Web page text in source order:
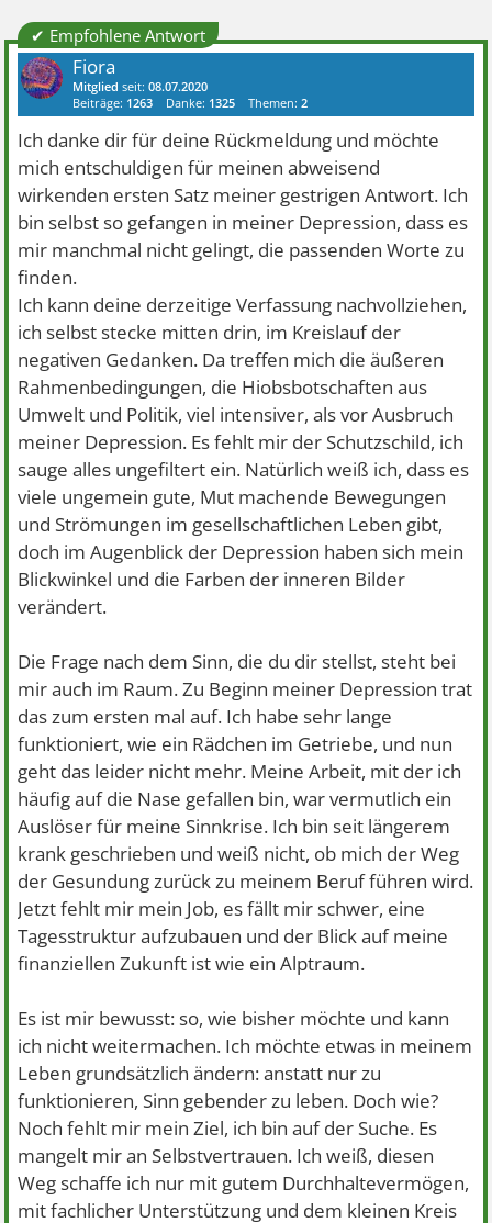
✔ Empfohlene Antwort
Fiora
Mitglied seit:08.07.2020
Beiträge: 1263 Danke: 1325 Themen:2
Ich danke dir für deine Rückmeldung und möchte
mich entschuldigen für meinen abweisend
wirkenden ersten Satz meiner gestrigen Antwort. Ich
bin selbst so gefangen in meiner Depression, dass es
mir manchmal nicht gelingt, die passenden Worte zu
finden.
Ich kann deine derzeitige Verfassung nachvollziehen,
ich selbst stecke mitten drin, im Kreislauf der
negativen Gedanken. Da treffen mich die äußeren
Rahmenbedingungen, die Hiobsbotschaften aus
Umwelt und Politik, viel intensiver, als vor Ausbruch
meiner Depression. Es fehlt mir der Schutzschild, ich
sauge alles ungefiltert ein. Natürlich weiß ich, dass es
viele ungemein gute, Mut machende Bewegungen
und Strömungen im gesellschaftlichen Leben gibt,
doch im Augenblick der Depression haben sich mein
Blickwinkel und die Farben der inneren Bilder
verändert.
Die Frage nach dem Sinn, die du dir stellst, steht bei
mir auch im Raum. Zu Beginn meiner Depression trat
das zum ersten mal auf. Ich habe sehr lange
funktioniert, wie ein Rädchen im Getriebe, und nun
geht das leider nicht mehr. Meine Arbeit, mit der ich
häufig auf die Nase gefallen bin, war vermutlich ein
Auslöser für meine Sinnkrise. Ich bin seit längerem
krank geschrieben und weiß nicht, ob mich der Weg
der Gesundung zurück zu meinem Beruf führen wird.
Jetzt fehlt mir mein Job, es fällt mir schwer, eine
Tagesstruktur aufzubauen und der Blick auf meine
finanziellen Zukunft ist wie ein Alptraum.
Es ist mir bewusst: so, wie bisher möchte und kann
ich nicht weitermachen. Ich möchte etwas in meinem
Leben grundsätzlich ändern: anstatt nur zu
funktionieren, Sinn gebender zu leben. Doch wie?
Noch fehlt mir mein Ziel, ich bin auf der Suche. Es
mangelt mir an Selbstvertrauen. Ich weiß, diesen
Weg schaffe ich nur mit gutem Durchhaltevermögen,
mit fachlicher Unterstützung und dem kleinen Kreis